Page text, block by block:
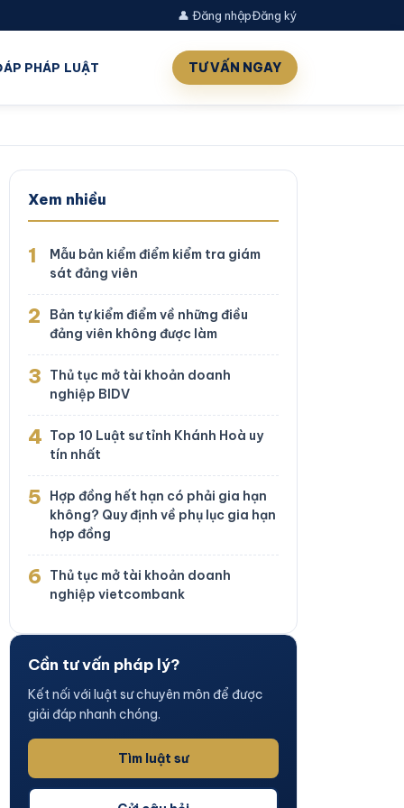
👤 Đăng nhậpĐăng ký
PHÁP LUẬT TƯ VẤN NGAY
Xem nhiều
1
Mẫu bản kiểm điểm kiểm tra giám
sát đảng viên
2
Bản tự kiểm điểm về những điều
đảng viên không được làm
3
Thủ tục mở tài khoản doanh
nghiệp BIDV
4 Top 10 Luật sư tỉnh Khánh Hoà uy
tín nhất
5
Hợp đồng hết hạn có phải gia hạn
không? Quy định về phụ lục gia hạn
hợp đồng
6
Thủ tục mở tài khoản doanh
nghiệp vietcombank
Cần tư vấn pháp lý?
Kết nối với luật sư chuyên môn để được
giải đáp nhanh chóng.
Tìm luật sư